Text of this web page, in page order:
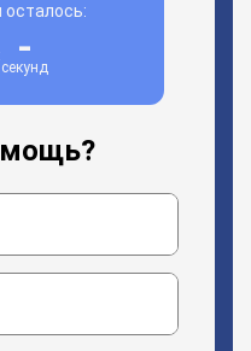
-
секунд